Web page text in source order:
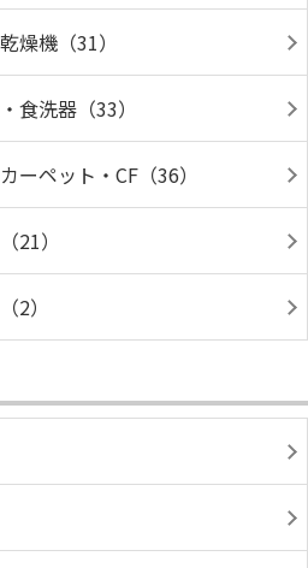
燥機（31）
食洗器（33）
ーペット・CF（36）
21）
2）